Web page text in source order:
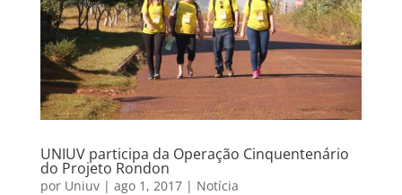
UNIUV participa da Operação Cinquentenário
do Projeto Rondon
por Uniuv| ago 1, 2017| Notícia